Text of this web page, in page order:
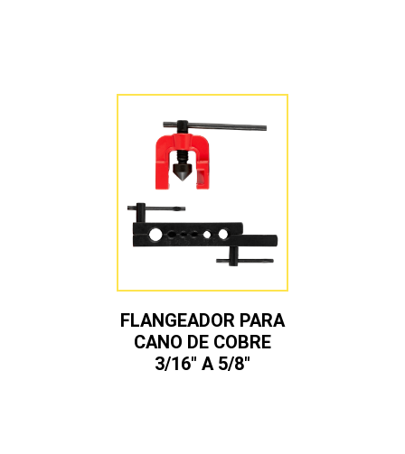
FLANGEADOR PARA
CANO DE COBRE
3/16″ A 5/8″